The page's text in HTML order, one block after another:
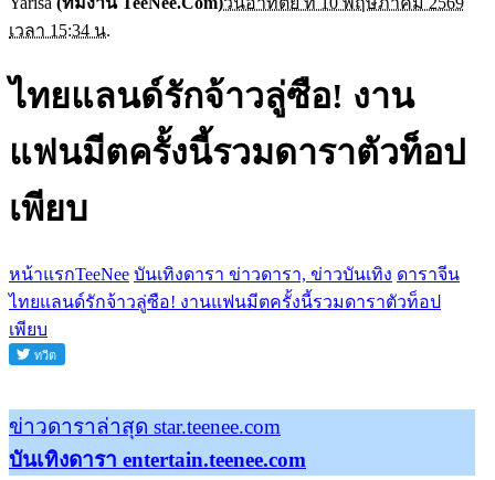
เวลา 15:34 น.
ไทยแลนด์รักจ้าวลู่ซือ! งาน
แฟนมีตครั้งนี้รวมดาราตัวท็อป
เพียบ
หน้าแรกTeeNee บันเทิงดารา ข่าวดารา, ข่าวบันเทิง ดาราจีน
ไทยแลนด์รักจ้าวลู่ซือ! งานแฟนมีตครั้งนี้รวมดาราตัวท็อป
เพียบ
ข่าวดาราล่าสุด star.teenee.com
บันเทิงดารา entertain.teenee.com